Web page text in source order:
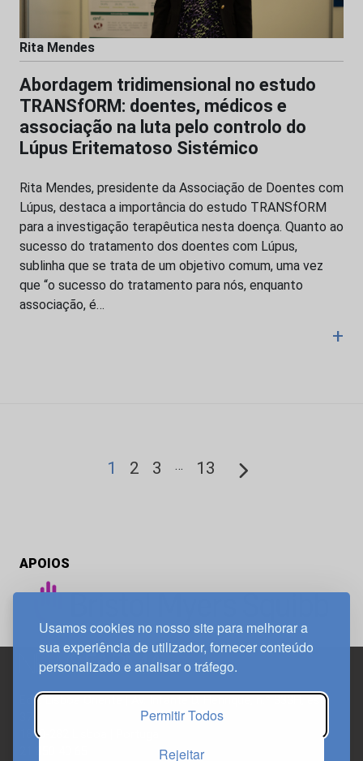
Usamos cookies no nosso site para melhorar a
sua experiência de utilizador, fornecer conteúdo
personalizado e analisar o tráfego.
Permitir Todos
Rejeitar
Rita Mendes
Abordagem tridimensional no estudo
TRANSfORM: doentes, médicos e
associação na luta pelo controlo do
Lúpus Eritematoso Sistémico
Rita Mendes, presidente da Associação de Doentes com
Lúpus, destaca a importância do estudo TRANSfORM
para a investigação terapêutica nesta doença. Quanto ao
sucesso do tratamento dos doentes com Lúpus,
sublinha que se trata de um objetivo comum, uma vez
que “o sucesso do tratamento para nós, enquanto
associação, é…
+
1 2 3 … 13
APOIOS
Edif. Lisboa Oriente | Av. Infante D. Henrique, n.º 333H, esc.
1800-282 Lisboa | Portugal